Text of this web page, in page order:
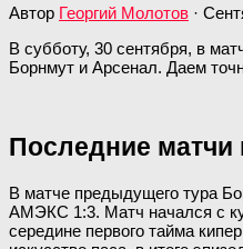
Автор Георгий Молотов ·
В субботу, 30 сентября, в
Борнмут и Арсенал. Даем
Последние матчи
В матче предыдущего тура
АМЭКС 1:3. Матч начался с
середине первого тайма